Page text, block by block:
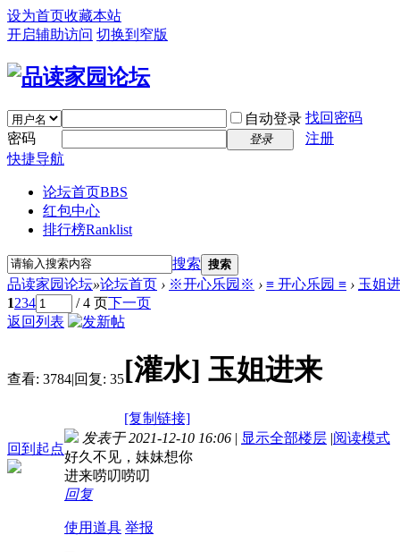
设为首页收藏本站
开启辅助访问 切换到窄版
自动登录 找回密码
密码
登录
注册
快捷导航
论坛首页BBS
红包中心
排行榜Ranklist
搜索 搜索
品读家园论坛»论坛首页 › ※开心乐园※ › ≡ 开心乐园 ≡ › 玉姐
1234 / 4 页下一页
返回列表
查看: 3784|回复: 35[灌水] 玉姐进来
[复制链接]
回到起点
发表于 2021-12-10 16:06 | 显示全部楼层 |阅读模式
好久不见，妹妹想你
进来唠叨唠叨
回复
使用道具 举报